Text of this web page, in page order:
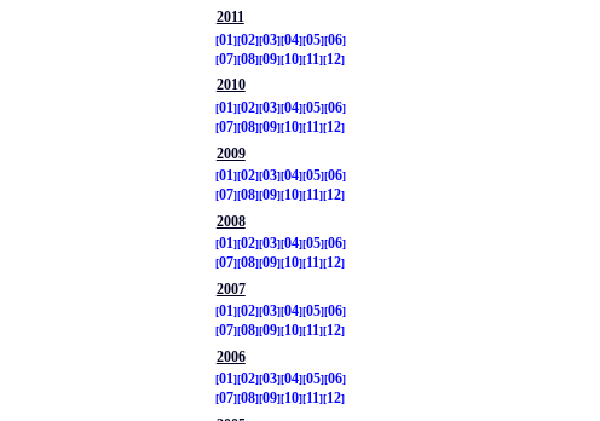
2011
01
02 03 04 05 06
07 08 09 10 11
12
2010
01
02 03 04 05 06
07 08 09 10 11
12
2009
01
02 03 04 05 06
07 08 09 10 11
12
2008
01
02 03 04 05 06
07 08 09 10 11
12
2007
01
02 03 04 05 06
07 08 09 10 11
12
2006
01
02 03 04 05 06
07 08 09 10 11
12